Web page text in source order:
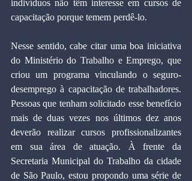
indivíduos não têm interesse em cursos de
capacitação porque temem perdê-lo.
Nesse sentido, cabe citar uma boa iniciativa
do Ministério do Trabalho e Emprego, que
criou um programa vinculando o seguro-
desemprego à capacitação de trabalhadores.
Pessoas que tenham solicitado esse benefício
mais de duas vezes nos últimos dez anos
deverão realizar cursos profissionalizantes
em sua área de atuação. À frente da
Secretaria Municipal do Trabalho da cidade
de São Paulo, estou propondo uma série de